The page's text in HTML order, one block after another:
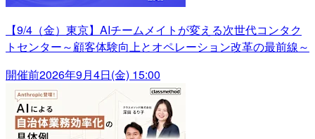
【9/4（金）東京】AIチームメイトが変える次世代コンタク
トセンター～顧客体験向上とオペレーション改革の最前線～
開催前2026年9月4日(金) 15:00